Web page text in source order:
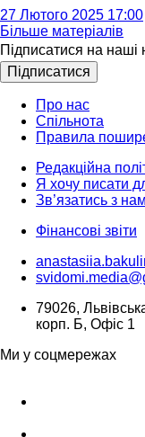
27 Лютого 2025 17:00
Більше матеріалів
Підписатися на наші
Підписатися
Про нас
Спільнота
Правила
Редакційна
Я хочу писати
Зв’язатись з
Фінансові звіти
79026,
корп. Б, Офіс 1
Ми у соцмережах